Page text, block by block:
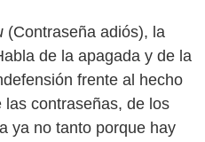
(Contraseña adiós), la
de la apagada y de la
frente al hecho
contraseñas, de los
ya no tanto porque hay